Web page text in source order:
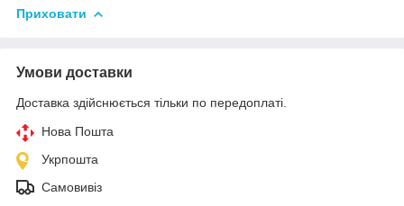
Приховати
Умови доставки
Доставка здійснюється тільки по передоплаті.
Нова Пошта
Укрпошта
Самовивіз